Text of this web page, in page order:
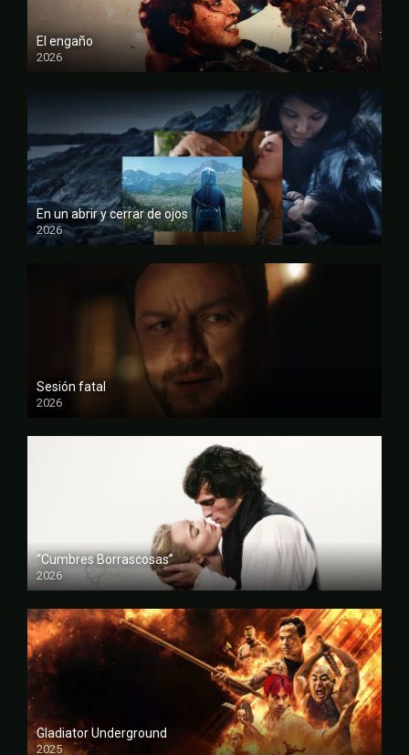
El engaño
2026
FULL HD
En un abrir y cerrar de ojos
2026
FULL HD
Sesión fatal
2026
FULL HD
“Cumbres Borrascosas”
2026
FULL HD
Gladiator Underground
2025